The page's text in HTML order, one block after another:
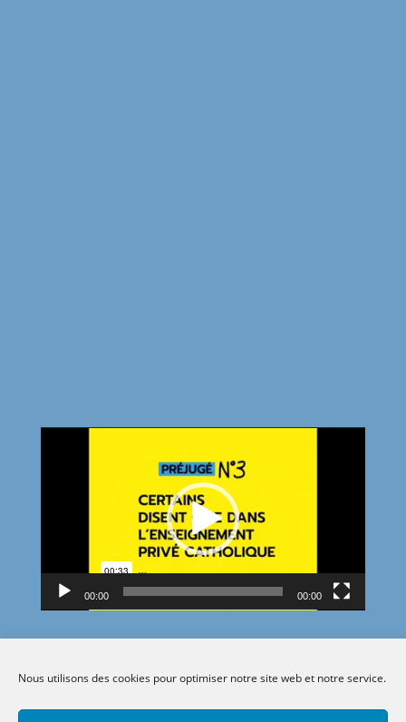
Nous utilisons des cookies pour optimiser notre site web et notre service.
00:00 00:00